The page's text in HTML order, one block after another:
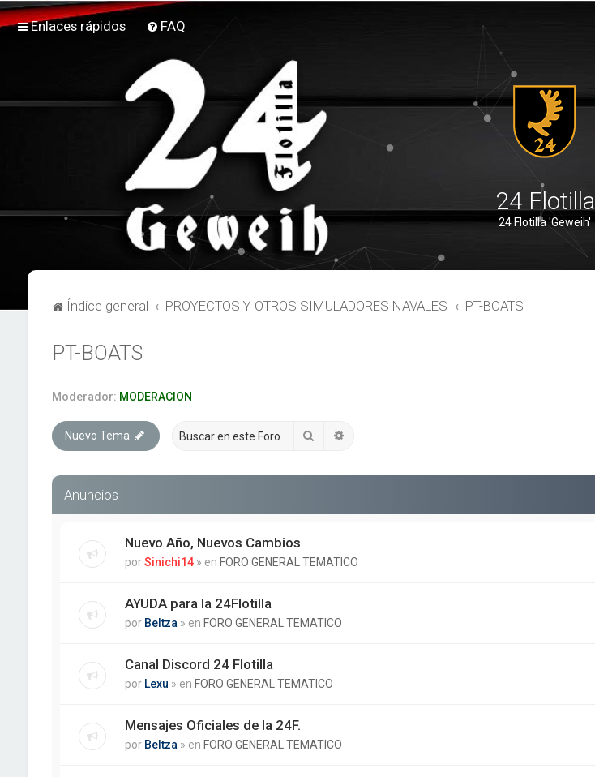
Enlaces rápidos FAQ
24 Flotilla
24 Flotilla 'Geweih'
Índice general PROYECTOS Y OTROS SIMULADORES NAVALES PT-BOATS
PT-BOATS
Moderador: MODERACION
Nuevo Tema Buscar
Anuncios
Nuevo Año, Nuevos Cambios
porSinichi14 » en FORO GENERAL TEMATICO
AYUDA para la 24Flotilla
por Beltza » en FORO GENERAL TEMATICO
Canal Discord 24 Flotilla
por Lexu » en FORO GENERAL TEMATICO
Mensajes Oficiales de la 24F.
por Beltza » en FORO GENERAL TEMATICO